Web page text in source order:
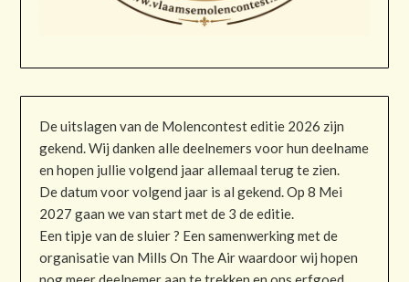
De uitslagen van de Molencontest editie 2026 zijn
gekend. Wij danken alle deelnemers voor hun deelname
en hopen jullie volgend jaar allemaal terug te zien.
De datum voor volgend jaar is al gekend. Op 8 Mei
2027 gaan we van start met de 3 de editie.
Een tipje van de sluier ? Een samenwerking met de
organisatie van Mills On The Air waardoor wij hopen